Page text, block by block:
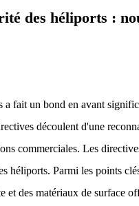
des héliports :
a fait un bond en avant
découlent d'une
commerciales. Les
héliports. Parmi les points
et des matériaux de surface